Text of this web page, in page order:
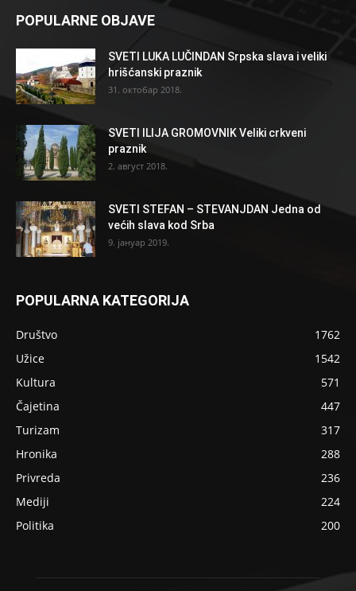
POPULARNE OBJAVE
SVETI LUKA LUČINDAN Srpska slava i veliki
hrišćanski praznik
31. октобар 2018.
SVETI ILIJA GROMOVNIK Veliki crkveni
praznik
2. август 2018.
SVETI STEFAN – STEVANJDAN Jedna od
većih slava kod Srba
9. јануар 2019.
POPULARNA KATEGORIJA
Društvo
1762
Užice
1542
Kultura
571
Čajetina
447
Turizam
317
Hronika
288
Privreda
236
Mediji
224
Politika
200